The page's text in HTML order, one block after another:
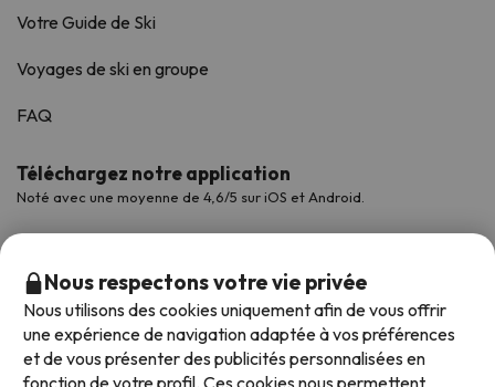
Votre Guide de Ski
Voyages de ski en groupe
FAQ
Téléchargez notre application
Noté avec une moyenne de 4,6/5 sur iOS et Android.
Nous respectons votre vie privée
Nous utilisons des cookies uniquement afin de vous offrir
une expérience de navigation adaptée à vos préférences
et de vous présenter des publicités personnalisées en
fonction de votre profil. Ces cookies nous permettent